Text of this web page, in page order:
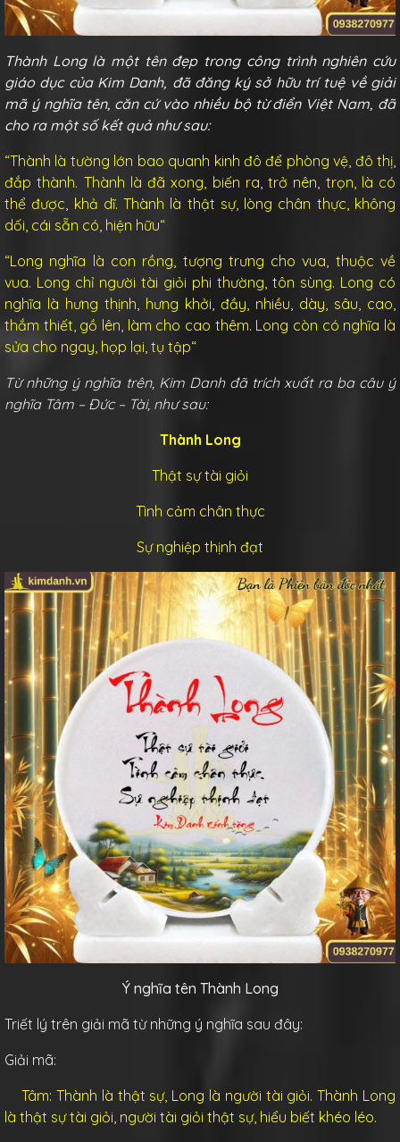
Thành Long là một tên đẹp trong công trình nghiên cứu
giáo dục của Kim Danh, đã đăng ký sở hữu trí tuệ về giải
mã ý nghĩa tên, căn cứ vào nhiều bộ từ điển Việt Nam, đã
cho ra một số kết quả như sau:
“Thành là tường lớn bao quanh kinh đô để phòng vệ, đô thị,
đắp thành. Thành là đã xong, biến ra, trở nên, trọn, là có
thể được , khả dĩ. Thành là thật sự, lòng chân thực , không
dối, cái sẵn có, hiện hữu“
“Long nghĩa là con rồng, tượng trưng cho vua, thuộc về
vua. Long chỉ người tài giỏi phi thường, tôn sùng. Long có
nghĩa là hưng thịnh, hưng khởi, đầy, nhiều, dày, sâu, cao,
thắm thiết, gồ lên, làm cho cao thêm. Long còn có nghĩa là
sửa cho ngay, họp lại, tụ tập“
Từ những ý nghĩa trên, Kim Danh đã trích xuất ra ba câu ý
nghĩa Tâm – Đức – Tài, như sau:
Thành Long
Thật sự tài giỏi
Tình cảm chân thực
Sự nghiệp thịnh đạt
Ý nghĩa tên Thành Long
Triết lý trên giải mã từ những ý nghĩa sau đây:
Giải mã:
Tâm: Thành là thật sự, Long là người tài giỏi. Thành Long
là thật sự tài giỏi, người tài giỏi thật sự, hiểu biết khéo léo.